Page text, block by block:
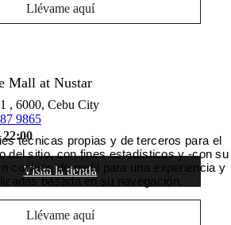
Llévame aquí
Mall at Nustar
, 6000, Cebu City
9865
22:00
Visita la tienda
Llévame aquí
técnicas propias y de terceros para el
del sitio, con fines estadísticos y -con su
cookies de perfil para una experiencia y
basada en su navegación.